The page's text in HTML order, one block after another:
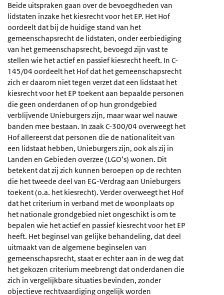
Beide uitspraken gaan over de bevoegdheden van
lidstaten inzake het kiesrecht voor het EP. Het Hof
oordeelt dat bij de huidige stand van het
gemeenschapsrecht de lidstaten, onder eerbiediging
van het gemeenschapsrecht, bevoegd zijn vast te
stellen wie het actief en passief kiesrecht heeft. In C-
145/04 oordeelt het Hof dat het gemeenschapsrecht
zich er daarom niet tegen verzet dat een lidstaat het
kiesrecht voor het EP toekent aan bepaalde personen
die geen onderdanen of op hun grondgebied
verblijvende Unieburgers zijn, maar waar wel nauwe
banden mee bestaan. In zaak C-300/04 overweegt het
Hof allereerst dat personen die de nationaliteit van
een lidstaat hebben, Unieburgers zijn, ook als zij in
Landen en Gebieden overzee (LGO’s) wonen. Dit
betekent dat zij zich kunnen beroepen op de rechten
die het tweede deel van EG-Verdrag aan Unieburgers
toekent (o.a. het kiesrecht). Verder overweegt het Hof
dat het criterium in verband met de woonplaats op
het nationale grondgebied niet ongeschikt is om te
bepalen wie het actief en passief kiesrecht voor het EP
heeft. Het beginsel van gelijke behandeling, dat deel
uitmaakt van de algemene beginselen van
gemeenschapsrecht, staat er echter aan in de weg dat
het gekozen criterium meebrengt dat onderdanen die
zich in vergelijkbare situaties bevinden, zonder
objectieve rechtvaardiging ongelijk worden